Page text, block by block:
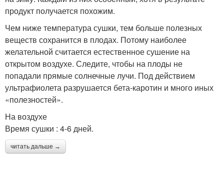
продукт получается похожим.
Чем ниже температура сушки, тем больше полезных
веществ сохранится в плодах. Потому наиболее
желательной считается естественное сушение на
открытом воздухе. Следите, чтобы на плоды не
попадали прямые солнечные лучи. Под действием
ультрафиолета разрушается бета-каротин и много иных
«полезностей».
На воздухе
Время сушки : 4-6 дней.
читать дальше →